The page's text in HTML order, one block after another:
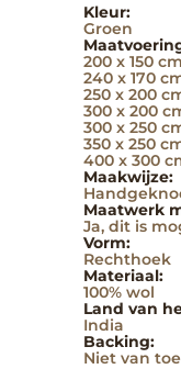
Kleur:
Groen
200 x 150 cm
240 x 170
250 x 200
300 x 200
300 x 250
350 x 250
400 x 300
Maakwijze:
Maatwerk
Ja, dit is
Vorm:
Rechthoek
Materiaal:
100% wol
Land van
India
Backing:
Niet van